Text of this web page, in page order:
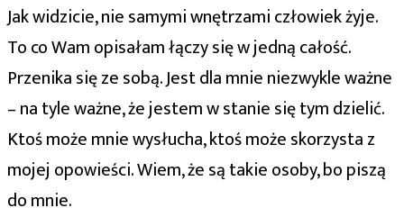
Jak widzicie, nie samymi wnętrzami człowiek żyje.
To co Wam opisałam łączy się w jedną całość.
Przenika się ze sobą. Jest dla mnie niezwykle ważne
– na tyle ważne, że jestem w stanie się tym dzielić.
Ktoś może mnie wysłucha, ktoś może skorzysta z
mojej opowieści. Wiem, że są takie osoby, bo piszą
do mnie.